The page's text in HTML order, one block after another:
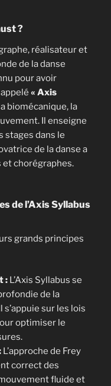
?
réalisateur et
de la danse
pour avoir
« Axis
biomécanique, la
Il enseigne
stages dans le
de la danse a
et chorégraphes.
de l’Axis Syllabus
grands principes
: L’Axis Syllabus se
de la
sur les lois
optimiser le
L’approche de Frey
correct des
fluide et